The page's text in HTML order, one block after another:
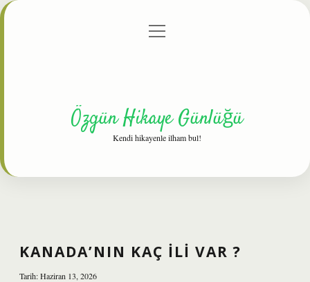
Gizlilik Politikası
menüyü
Özgün Hikaye Günlüğü
Kendi hikayenle ilham bul!
KANADA’NIN KAÇ ILI VAR ?
Tarih: Haziran 13, 2026